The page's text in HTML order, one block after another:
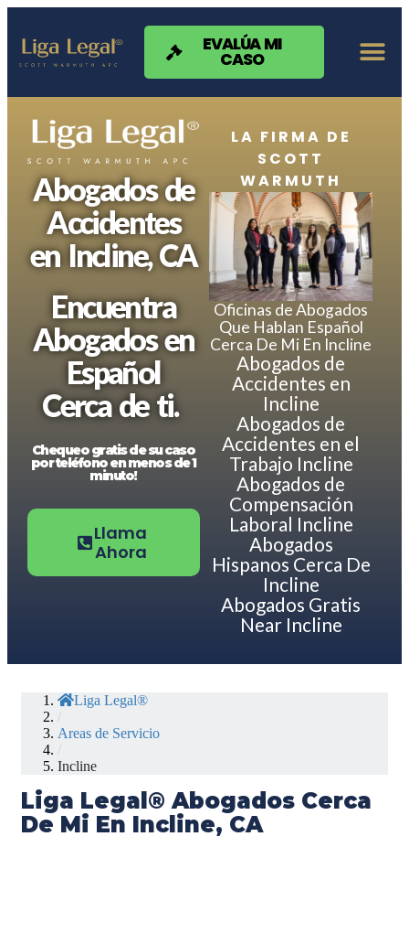
Nota:
sitio
web
accesibilidad.
EVALÚA MI
CASO
Abogados de
Accidentes
en Incline, CA
Encuentra
Abogados en
Español
Cerca de ti.
Chequeo gratis de su caso
por teléfono en menos de 1
minuto!
Llama
Ahora
LA FIRMA DE
SCOTT
WARMUTH
Oficinas de Abogados
Que Hablan Español
Cerca De Mi En Incline
Abogados de
Accidentes en
Incline
Abogados de
Accidentes en el
Trabajo Incline
Abogados de
Compensación
Laboral Incline
Abogados
Hispanos Cerca De
Incline
Abogados Gratis
Near Incline
Liga Legal®
/
Areas de Servicio
/
Incline
Liga Legal® Abogados Cerca
De Mi En Incline, CA